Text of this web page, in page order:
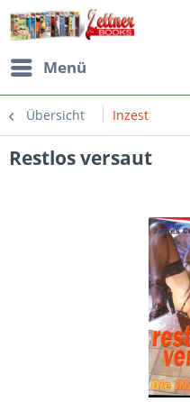
Menü
Übersicht Inzest
Restlos versaut